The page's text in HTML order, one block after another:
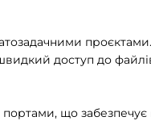
доступ до
що